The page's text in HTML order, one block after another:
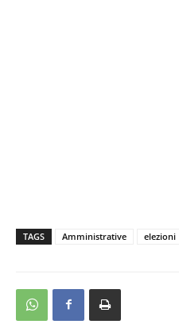
TAGS Amministrative elezioni